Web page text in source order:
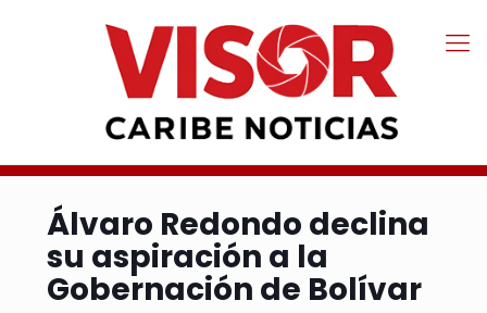
Álvaro Redondo declina
su aspiración a la
Gobernación de Bolívar